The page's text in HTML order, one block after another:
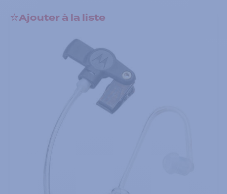
Ajouter à la liste